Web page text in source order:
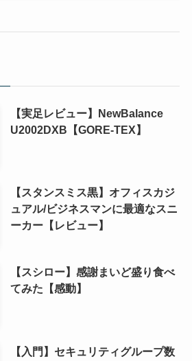
【実足レビュー】NewBalance
U2002DXB【GORE-TEX】
【スタンスミス黒】オフィスカジ
ュアル/ビジネスマンに最適なスニ
ーカー【レビュー】
【スシロー】感謝まいど盛り食べ
てみた【感動】
【入門】セキュリティグループ数